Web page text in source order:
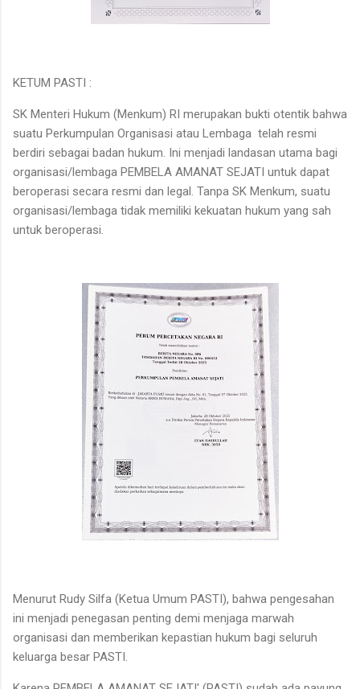
KETUM PASTI :
SK Menteri Hukum (Menkum) RI merupakan bukti otentik bahwa
suatu Perkumpulan Organisasi atau Lembaga telah resmi
berdiri sebagai badan hukum. Ini menjadi landasan utama bagi
organisasi/lembaga PEMBELA AMANAT SEJATI untuk dapat
beroperasi secara resmi dan legal. Tanpa SK Menkum, suatu
organisasi/lembaga tidak memiliki kekuatan hukum yang sah
untuk beroperasi.
Menurut Rudy Silfa (Ketua Umum PASTI), bahwa pengesahan
ini menjadi penegasan penting demi menjaga marwah
organisasi dan memberikan kepastian hukum bagi seluruh
keluarga besar PASTI.